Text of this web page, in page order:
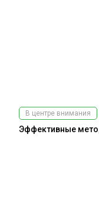
В центре внимания
Эффективные